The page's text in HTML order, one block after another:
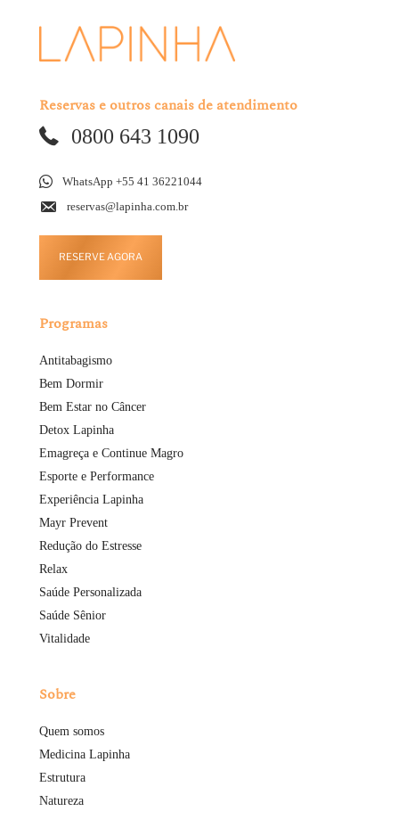
Reservas e outros canais de atendimento
0800 643 1090
WhatsApp +55 41 36221044
reservas@lapinha.com.br
RESERVE AGORA
Programas
Antitabagismo
Bem Dormir
Bem Estar no Câncer
Detox Lapinha
Emagreça e Continue Magro
Esporte e Performance
Experiência Lapinha
Mayr Prevent
Redução do Estresse
Relax
Saúde Personalizada
Saúde Sênior
Vitalidade
Sobre
Quem somos
Medicina Lapinha
Estrutura
Natureza